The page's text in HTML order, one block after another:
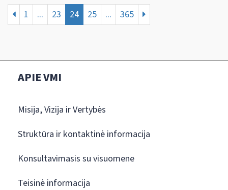
1 ... 23 24 25 ... 365
APIE VMI
Misija, Vizija ir Vertybės
Struktūra ir kontaktinė informacija
Konsultavimasis su visuomene
Teisinė informacija